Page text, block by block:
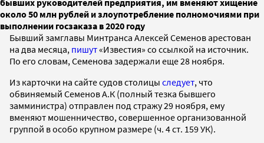
около 50 млн рублей и злоупотребление полномочиями при
выполнении госзаказа в 2020 году
Бывший замглавы Минтранса Алексей Семенов арестован
на два месяца, пишут«Известия» со ссылкой на источник.
По его словам, Семенова задержали еще 28 ноября.
Из карточки на сайте судов столицы следует, что
обвиняемый Семенов А.К (полный тезка бывшего
замминистра) отправлен под стражу 29 ноября, ему
вменяют мошенничество, совершенное организованной
группой в особо крупном размере (ч. 4 ст. 159 УК).